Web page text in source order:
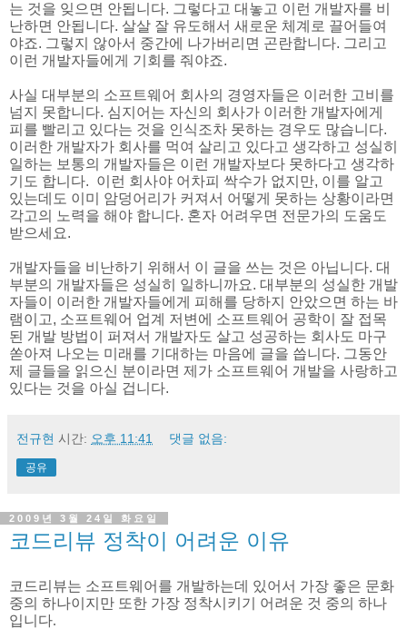
는 것을 잊으면 안됩니다. 그렇다고 대놓고 이런 개발자를 비
난하면 안됩니다. 살살 잘 유도해서 새로운 체계로 끌어들여
야죠. 그렇지 않아서 중간에 나가버리면 곤란합니다. 그리고
이런 개발자들에게 기회를 줘야죠.
사실 대부분의 소프트웨어 회사의 경영자들은 이러한 고비를
넘지 못합니다. 심지어는 자신의 회사가 이러한 개발자에게
피를 빨리고 있다는 것을 인식조차 못하는 경우도 많습니다.
이러한 개발자가 회사를 먹여 살리고 있다고 생각하고 성실히
일하는 보통의 개발자들은 이런 개발자보다 못하다고 생각하
기도 합니다. 이런 회사야 어차피 싹수가 없지만, 이를 알고
있는데도 이미 암덩어리가 커져서 어떻게 못하는 상황이라면
각고의 노력을 해야 합니다. 혼자 어려우면 전문가의 도움도
받으세요.
개발자들을 비난하기 위해서 이 글을 쓰는 것은 아닙니다. 대
부분의 개발자들은 성실히 일하니까요. 대부분의 성실한 개발
자들이 이러한 개발자들에게 피해를 당하지 안았으면 하는 바
램이고, 소프트웨어 업계 저변에 소프트웨어 공학이 잘 접목
된 개발 방법이 퍼져서 개발자도 살고 성공하는 회사도 마구
쏟아져 나오는 미래를 기대하는 마음에 글을 씁니다. 그동안
제 글들을 읽으신 분이라면 제가 소프트웨어 개발을 사랑하고
있다는 것을 아실 겁니다.
전규현 시간: 오후 11:41 댓글 없음:
공유
2009년 3월 24일 화요일
코드리뷰 정착이 어려운 이유
코드리뷰는 소프트웨어를 개발하는데 있어서 가장 좋은 문화
중의 하나이지만 또한 가장 정착시키기 어려운 것 중의 하나
입니다.